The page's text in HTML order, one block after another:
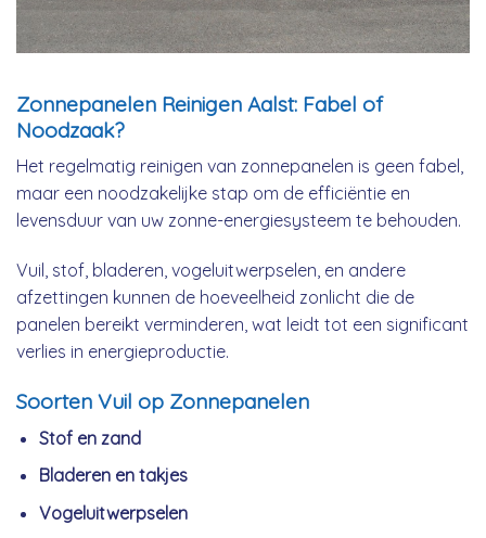
Zonnepanelen Reinigen Aalst: Fabel of
Noodzaak?
Het regelmatig reinigen van zonnepanelen is geen fabel,
maar een noodzakelijke stap om de efficiëntie en
levensduur van uw zonne-energiesysteem te behouden.
Vuil, stof, bladeren, vogeluitwerpselen, en andere
afzettingen kunnen de hoeveelheid zonlicht die de
panelen bereikt verminderen, wat leidt tot een significant
verlies in energieproductie.
Soorten Vuil op Zonnepanelen
Stof en zand
Bladeren en takjes
Vogeluitwerpselen